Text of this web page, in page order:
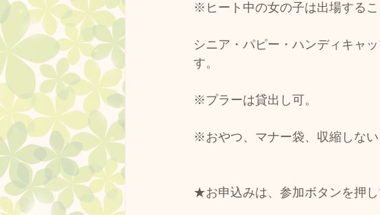
※ヒート中の女の子は出場するこ
シニア・パピー・ハンディキャ
す。
※プラーは貸出し可。
※おやつ、マナー袋、収縮しない
★お申込みは、参加ボタンを押し